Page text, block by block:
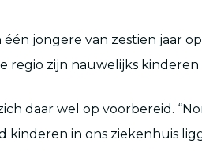
één jongere van zestien jaar
regio zijn nauwelijks kinderen
daar wel op voorbereid.
in ons ziekenhuis